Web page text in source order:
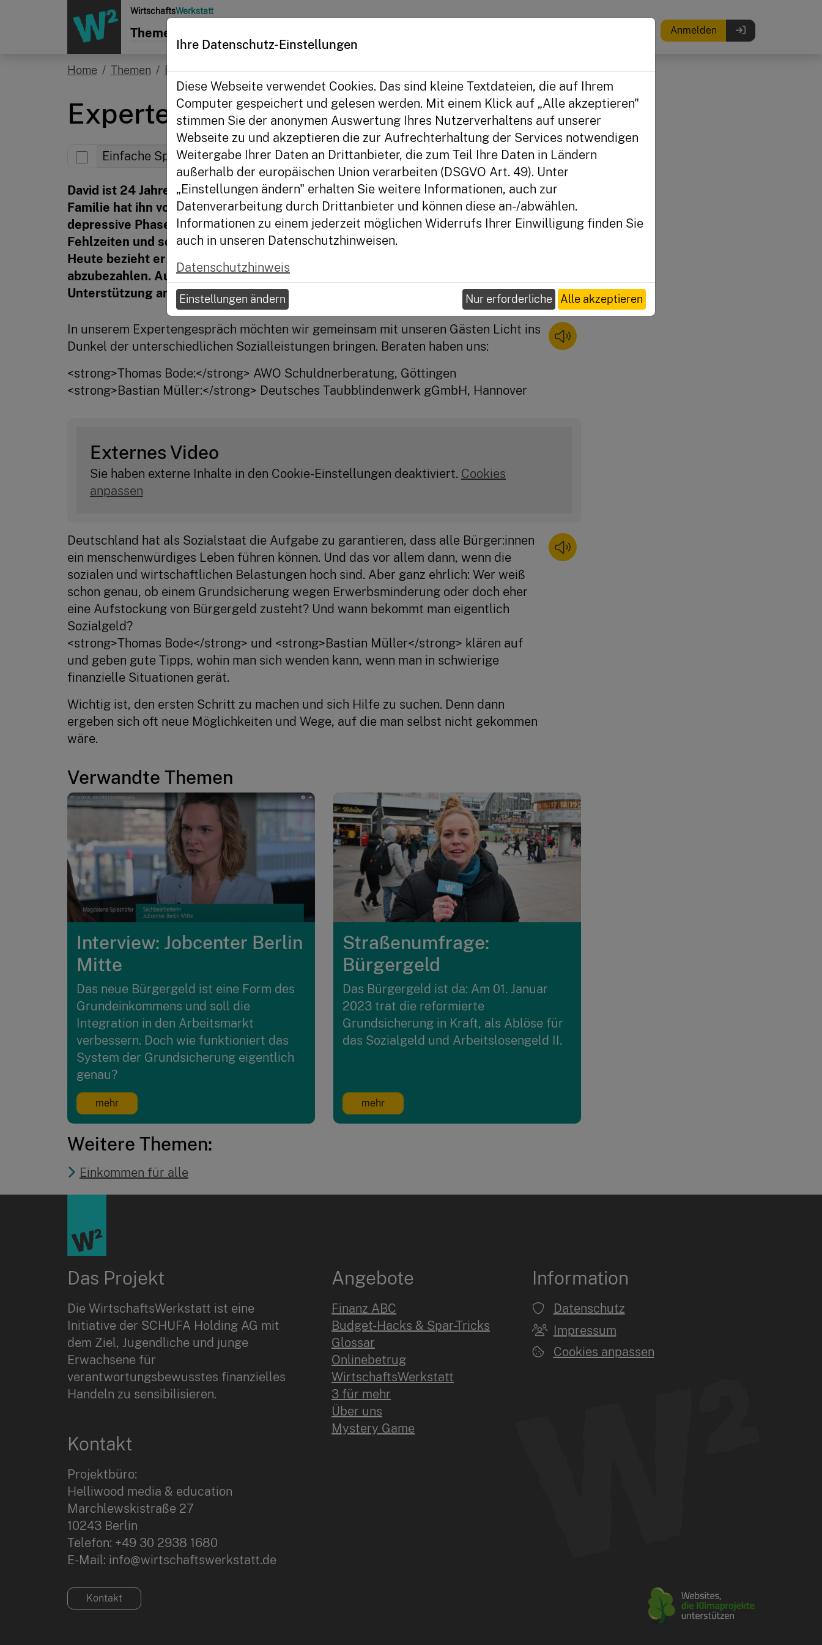
Zur StartseiteWirtschaftsWerkstatt
Themen Anmelden
Home Themen Eigenes Geld & Jobstart Grundsicherung Expertengespräch: Grundsicherung
Expertengespräch: Grundsicherung
Einfache Sprache
David ist 24 Jahre alt und ausgebildeter Optiker. Ein Schicksalsschlag in seiner
Familie hat ihn vor vier Jahren aus der Bahn geworfen und er hatte eine schwere
depressive Phase. Monatelang blieben Rechnungen liegen, aufgrund langer
Fehlzeiten und schlechter Leistung wurde er von seinem Arbeitgeber entlassen.
Heute bezieht er Arbeitslosengeld II und bemüht sich, die angehäuften Schulden
abzubezahlen. Auch Lea, eine alleinerziehende Mutter, ist auf finanzielle
Unterstützung angewiesen.
In unserem Expertengespräch möchten wir gemeinsam mit unseren Gästen Licht ins
Dunkel der unterschiedlichen Sozialleistungen bringen. Beraten haben uns:
<strong>Thomas Bode:</strong> AWO Schuldnerberatung, Göttingen
<strong>Bastian Müller:</strong> Deutsches Taubblindenwerk gGmbH, Hannover
Externes Video
Sie haben externe Inhalte in den Cookie-Einstellungen deaktiviert. Cookies
anpassen
Deutschland hat als Sozialstaat die Aufgabe zu garantieren, dass alle Bürger:innen
ein menschenwürdiges Leben führen können. Und das vor allem dann, wenn die
sozialen und wirtschaftlichen Belastungen hoch sind. Aber ganz ehrlich: Wer weiß
schon genau, ob einem Grundsicherung wegen Erwerbsminderung oder doch eher
eine Aufstockung von Bürgergeld zusteht? Und wann bekommt man eigentlich
Sozialgeld?
<strong>Thomas Bode</strong> und <strong>Bastian Müller</strong> klären auf
und geben gute Tipps, wohin man sich wenden kann, wenn man in schwierige
finanzielle Situationen gerät.
Wichtig ist, den ersten Schritt zu machen und sich Hilfe zu suchen. Denn dann
ergeben sich oft neue Möglichkeiten und Wege, auf die man selbst nicht gekommen
wäre.
Verwandte Themen
Interview: Jobcenter Berlin
Mitte
Das neue Bürgergeld ist eine Form des
Grundeinkommens und soll die
Integration in den Arbeitsmarkt
verbessern. Doch wie funktioniert das
System der Grundsicherung eigentlich
genau?
mehr
Straßenumfrage:
Bürgergeld
Das Bürgergeld ist da: Am 01. Januar
2023 trat die reformierte
Grundsicherung in Kraft, als Ablöse für
das Sozialgeld und Arbeitslosengeld II.
mehr
Weitere Themen:
Einkommen für alle
Das Projekt
Die WirtschaftsWerkstatt ist eine
Initiative der SCHUFA Holding AG mit
dem Ziel, Jugendliche und junge
Erwachsene für
verantwortungsbewusstes finanzielles
Handeln zu sensibilisieren.
Kontakt
Projektbüro:
Helliwood media & education
Marchlewskistraße 27
10243 Berlin
Telefon: +49 30 2938 1680
E-Mail: info@wirtschaftswerkstatt.de
Angebote
Finanz ABC
Budget-Hacks & Spar-Tricks
Glossar
Onlinebetrug
WirtschaftsWerkstatt
3 für mehr
Über uns
Mystery Game
Information
Datenschutz
Impressum
Cookies anpassen
Kontakt
Ihre Datenschutz-Einstellungen
Diese Webseite verwendet Cookies. Das sind kleine Textdateien, die auf Ihrem
Computer gespeichert und gelesen werden. Mit einem Klick auf „Alle akzeptieren"
stimmen Sie der anonymen Auswertung Ihres Nutzerverhaltens auf unserer
Webseite zu und akzeptieren die zur Aufrechterhaltung der Services notwendigen
Weitergabe Ihrer Daten an Drittanbieter, die zum Teil Ihre Daten in Ländern
außerhalb der europäischen Union verarbeiten (DSGVO Art. 49). Unter
„Einstellungen ändern" erhalten Sie weitere Informationen, auch zur
Datenverarbeitung durch Drittanbieter und können diese an-/abwählen.
Informationen zu einem jederzeit möglichen Widerrufs Ihrer Einwilligung finden Sie
auch in unseren Datenschutzhinweisen.
Datenschutzhinweis
Einstellungen ändern Nur erforderliche Alle akzeptieren